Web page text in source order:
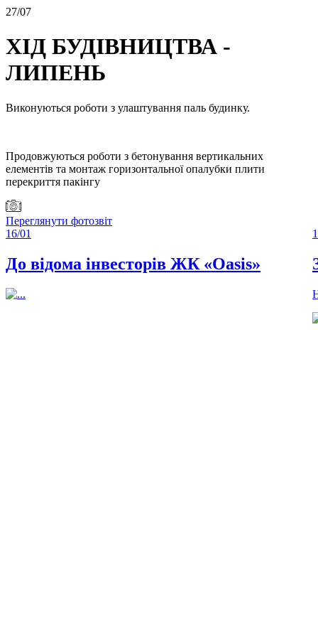
27/07
ХІД БУДІВНИЦТВА -
ЛИПЕНЬ
Виконуються роботи з улаштування паль будинку.
Продовжуються роботи з бетонування вертикальних
елементів та монтаж горизонтальної опалубки плити
перекриття пакінгу
Переглянути фотозвіт
16/01
До відома інвесторів ЖК «Oasis»